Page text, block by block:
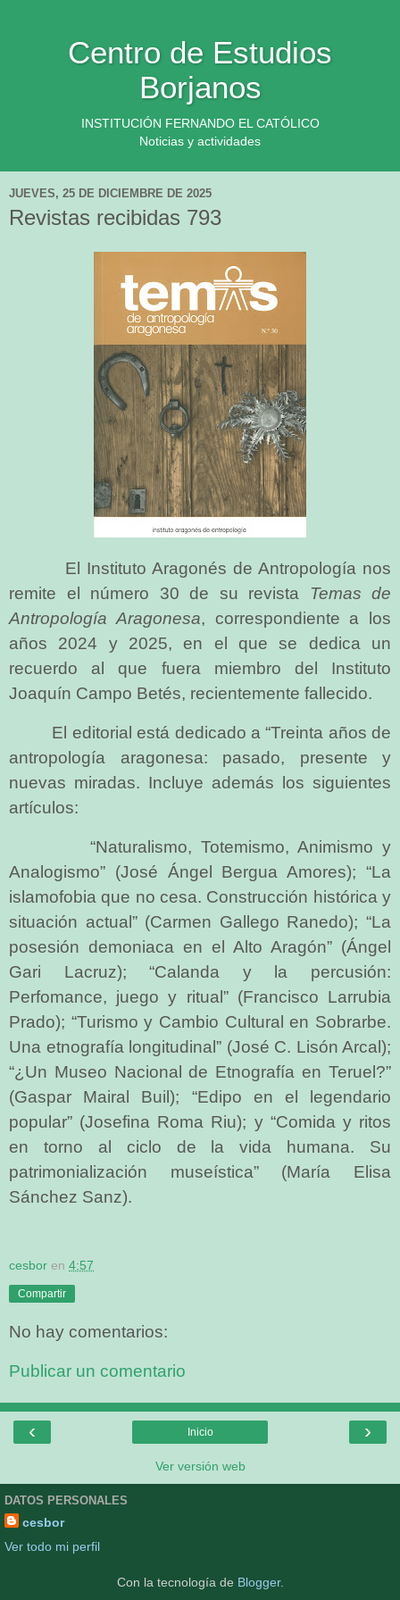
Centro de Estudios
Borjanos
INSTITUCIÓN FERNANDO EL CATÓLICO
Noticias y actividades
JUEVES, 25 DE DICIEMBRE DE 2025
Revistas recibidas 793
El Instituto Aragonés de Antropología nos
remite el número 30 de su revista
Temas de
Antropología Aragonesa, correspondiente a los
años 2024 y 2025, en el que se dedica un
recuerdo al que fuera miembro del Instituto
Joaquín Campo Betés, recientemente fallecido.
El editorial está dedicado a “Treinta años de
antropología aragonesa: pasado, presente y
nuevas miradas. Incluye además los siguientes
artículos:
“Naturalismo, Totemismo, Animismo y
Analogismo” (José Ángel Bergua Amores); “La
islamofobia que no cesa. Construcción histórica y
situación actual” (Carmen Gallego Ranedo); “La
posesión demoniaca en el Alto Aragón” (Ángel
Gari Lacruz); “Calanda y la percusión:
Perfomance, juego y ritual” (Francisco Larrubia
Prado); “Turismo y Cambio Cultural en Sobrarbe.
Una etnografía longitudinal” (José C. Lisón Arcal);
“¿Un Museo Nacional de Etnografía en Teruel?”
(Gaspar Mairal Buil); “Edipo en el legendario
popular” (Josefina Roma Riu); y “Comida y ritos
en torno al ciclo de la vida humana. Su
patrimonialización museística” (María Elisa
Sánchez Sanz).
cesbor en 4:57
Compartir
No hay comentarios:
Publicar un comentario
‹ ›
Inicio
Ver versión web
DATOS PERSONALES
cesbor
Ver todo mi perfil
Con la tecnología de Blogger.